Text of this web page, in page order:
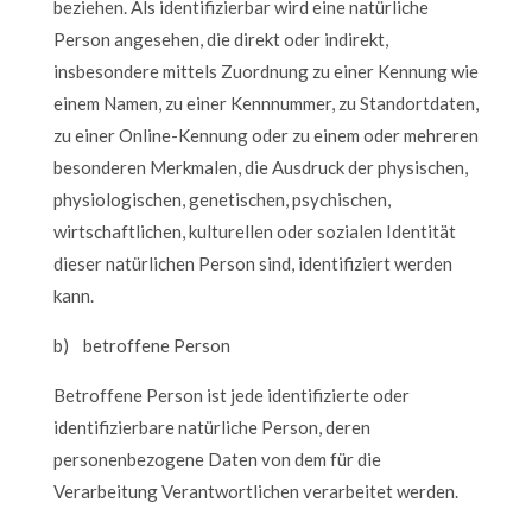
beziehen. Als identifizierbar wird eine natürliche
Person angesehen, die direkt oder indirekt,
insbesondere mittels Zuordnung zu einer Kennung wie
einem Namen, zu einer Kennnummer, zu Standortdaten,
zu einer Online-Kennung oder zu einem oder mehreren
besonderen Merkmalen, die Ausdruck der physischen,
physiologischen, genetischen, psychischen,
wirtschaftlichen, kulturellen oder sozialen Identität
dieser natürlichen Person sind, identifiziert werden
kann.
b) betroffene Person
Betroffene Person ist jede identifizierte oder
identifizierbare natürliche Person, deren
personenbezogene Daten von dem für die
Verarbeitung Verantwortlichen verarbeitet werden.